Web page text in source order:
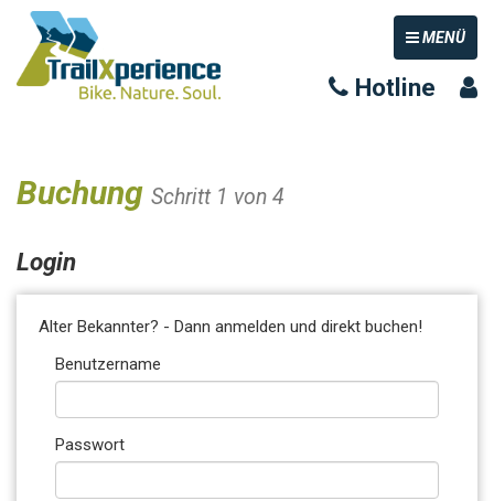
TOGGLE
MENÜ
Hotline
Buchung Schritt 1 von 4
Login
Alter Bekannter? - Dann anmelden und direkt buchen!
Benutzername
Passwort